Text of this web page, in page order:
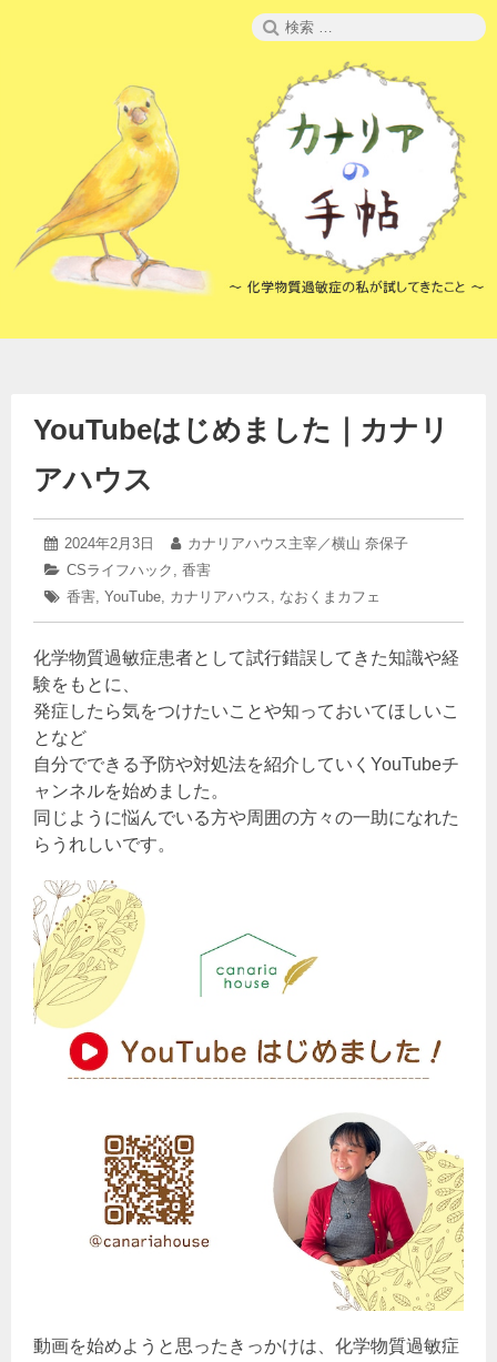
検
索:
YouTubeはじめました｜カナリ
アハウス
投
稿
2024年2月3日
2025
年
3
月
投
稿
カナリアハウス主宰／横山 奈保子
カ
テ
ー:
CSライフハック , 香害
タ
香害, YouTube, カナリアハウス , なおくまカフェ
化学物質過敏症患者として試行錯誤してきた知識や経
験をもとに、
発症したら気をつけたいことや知っておいてほしいこ
となど
自分でできる予防や対処法を紹介していくYouTubeチ
ャンネルを始めました。
同じように悩んでいる方や周囲の方々の一助になれた
らうれしいです。
動画を始めようと思ったきっかけは、化学物質過敏症